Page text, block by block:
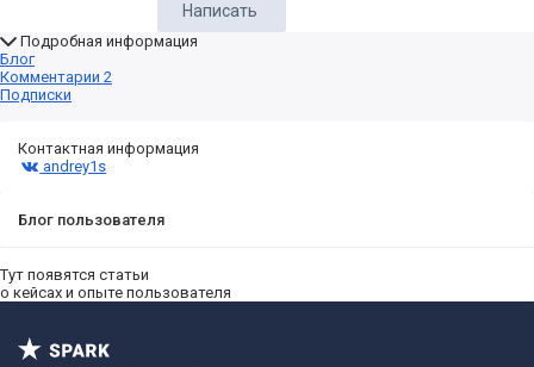
Написать
Подробная информация
Блог
Комментарии 2
Подписки
Контактная информация
andrey1s
Блог пользователя
Тут появятся статьи
о кейсах и опыте пользователя